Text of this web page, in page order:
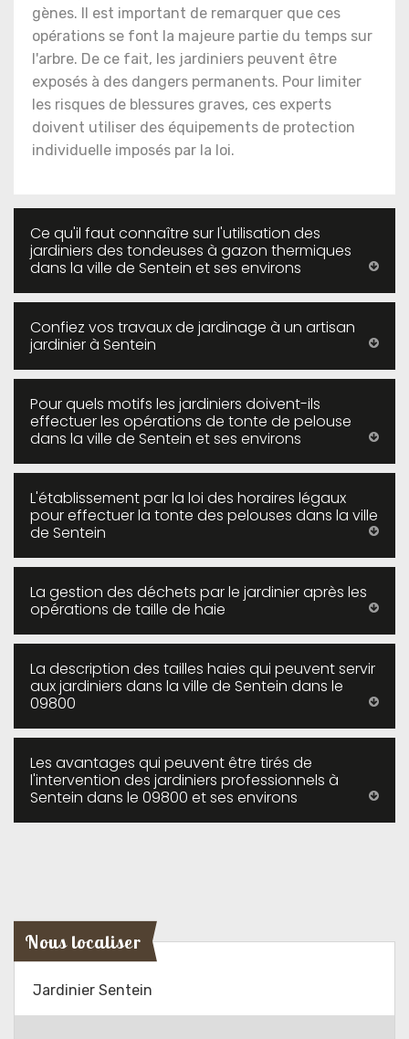
gènes. Il est important de remarquer que ces
opérations se font la majeure partie du temps sur
l'arbre. De ce fait, les jardiniers peuvent être
exposés à des dangers permanents. Pour limiter
les risques de blessures graves, ces experts
doivent utiliser des équipements de protection
individuelle imposés par la loi.
Ce qu'il faut connaître sur l'utilisation des
jardiniers des tondeuses à gazon thermiques
dans la ville de Sentein et ses environs
Confiez vos travaux de jardinage à un artisan
jardinier à Sentein
Pour quels motifs les jardiniers doivent-ils
effectuer les opérations de tonte de pelouse
dans la ville de Sentein et ses environs
L'établissement par la loi des horaires légaux
pour effectuer la tonte des pelouses dans la ville
de Sentein
La gestion des déchets par le jardinier après les
opérations de taille de haie
La description des tailles haies qui peuvent servir
aux jardiniers dans la ville de Sentein dans le
09800
Les avantages qui peuvent être tirés de
l'intervention des jardiniers professionnels à
Sentein dans le 09800 et ses environs
Nous localiser
Jardinier Sentein